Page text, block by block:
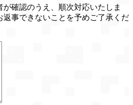
確認のうえ、順次対応いたしま
返事できないことを予めご了承くだ